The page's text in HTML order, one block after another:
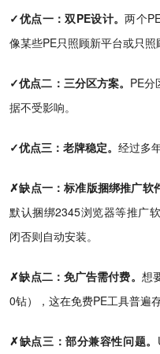
✓优点一：双PE设计。两个
像某些PE只照顾新平台或只照
✓优点二：三分区方案。 PE分
据不受影响。
✓优点三：老牌稳定。经过多
✗缺点一：标准版捆绑推广软
默认捆绑2345浏览器等推广
闭否则自动安装。
✗缺点二：免广告需付费。 想
0钻），这在免费PE工具普遍
✗缺点三：部分兼容性问题。